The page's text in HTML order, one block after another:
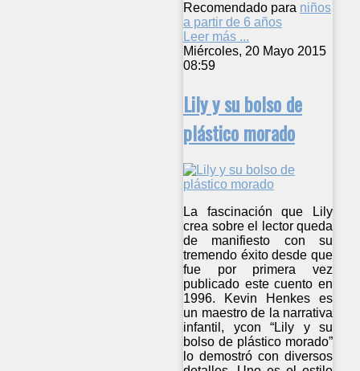
Recomendado para niños
a partir de 6 años
Leer más ...
Miércoles, 20 Mayo 2015
08:59
Lily y su bolso de
plástico morado
La fascinación que Lily
crea sobre el lector queda
de manifiesto con su
tremendo éxito desde que
fue por primera vez
publicado este cuento en
1996. Kevin Henkes es
un maestro de la narrativa
infantil, ycon “Lily y su
bolso de plástico morado”
lo demostró con diversos